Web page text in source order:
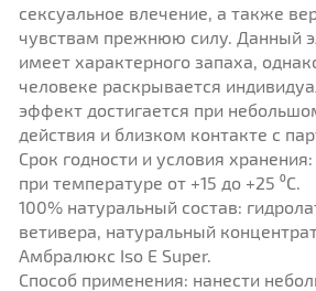
сексуальное влечение, а также
чувствам прежнюю силу. Данный
имеет характерного запаха,
человеке раскрывается
эффект достигается при
действия и близком контакте с
Срок годности и условия
при температуре от +15 до +25 ⁰C.
100% натуральный состав:
ветивера, натуральный
Амбралюкс Iso E Super.
Способ применения: нанести